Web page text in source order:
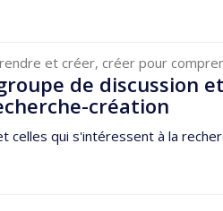
et créer, créer pour
de discussion
création
celles qui s'intéressent à la